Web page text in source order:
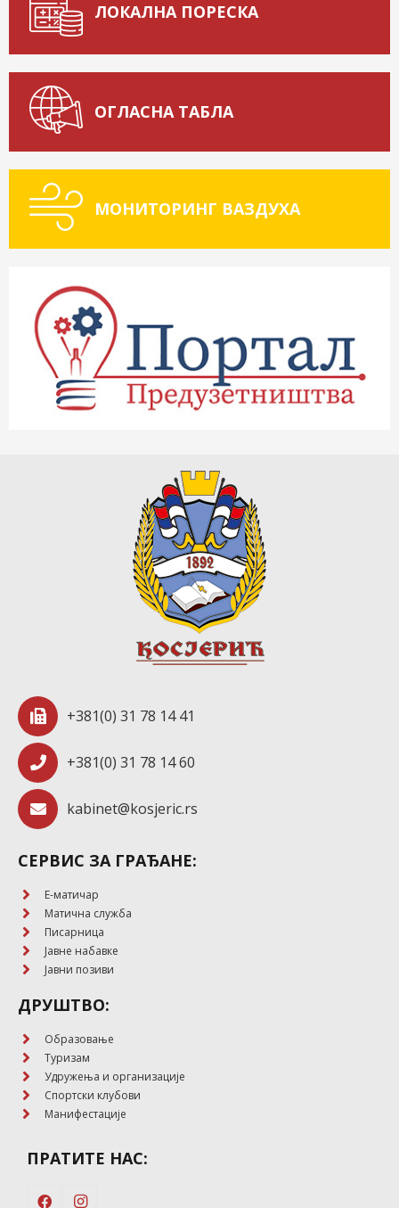
ЛОКАЛНА ПОРЕСКА
ОГЛАСНА ТАБЛА
МОНИТОРИНГ ВАЗДУХА
+381(0) 31 78 14 41
+381(0) 31 78 14 60
kabinet@kosjeric.rs
СЕРВИС ЗА ГРАЂАНЕ:
E-матичар
Матична служба
Писарница
Јавне набавке
Јавни позиви
ДРУШТВО:
Образовање
Туризам
Удружења и организације
Спортски клубови
Манифестације
ПРАТИТЕ НАС: